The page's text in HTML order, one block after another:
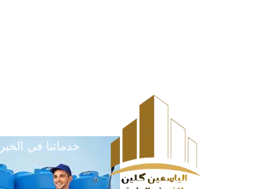
خدماتنا في الخبر